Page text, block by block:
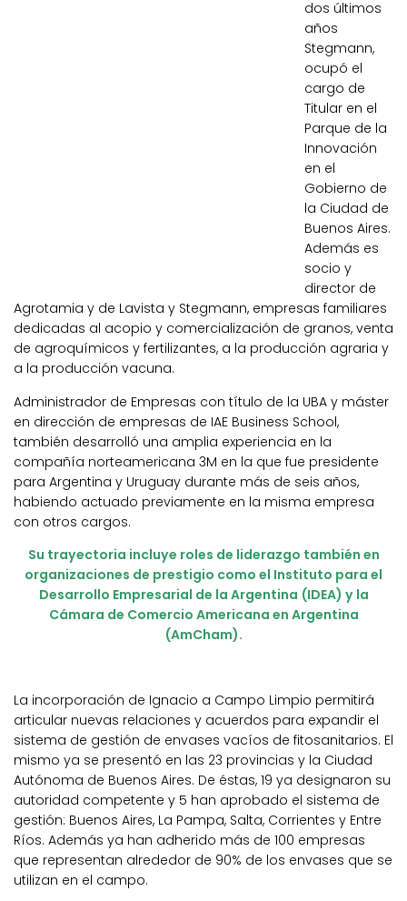
dos últimos
años
Stegmann,
ocupó el
cargo de
Titular en el
Parque de la
Innovación
en el
Gobierno de
la Ciudad de
Buenos Aires.
Además es
socio y
director de
Agrotamia y de Lavista y Stegmann, empresas familiares
dedicadas al acopio y comercialización de granos, venta
de agroquímicos y fertilizantes, a la producción agraria y
a la producción vacuna.
Administrador de Empresas con título de la UBA y máster
en dirección de empresas de IAE Business School,
también desarrolló una amplia experiencia en la
compañía norteamericana 3M en la que fue presidente
para Argentina y Uruguay durante más de seis años,
habiendo actuado previamente en la misma empresa
con otros cargos.
Su trayectoria incluye roles de liderazgo también en
organizaciones de prestigio como el Instituto para el
Desarrollo Empresarial de la Argentina (IDEA) y la
Cámara de Comercio Americana en Argentina
(AmCham).
La incorporación de Ignacio a Campo Limpio permitirá
articular nuevas relaciones y acuerdos para expandir el
sistema de gestión de envases vacíos de fitosanitarios. El
mismo ya se presentó en las 23 provincias y la Ciudad
Autónoma de Buenos Aires. De éstas, 19 ya designaron su
autoridad competente y 5 han aprobado el sistema de
gestión: Buenos Aires, La Pampa, Salta, Corrientes y Entre
Ríos. Además ya han adherido más de 100 empresas
que representan alrededor de 90% de los envases que se
utilizan en el campo.